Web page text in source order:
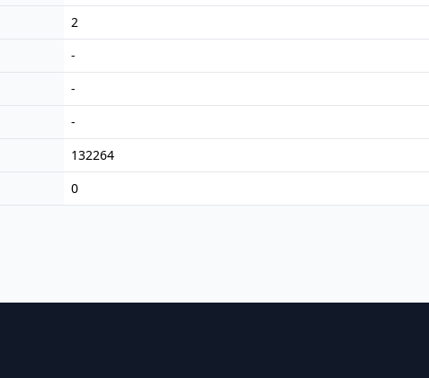
2
-
-
-
132264
0